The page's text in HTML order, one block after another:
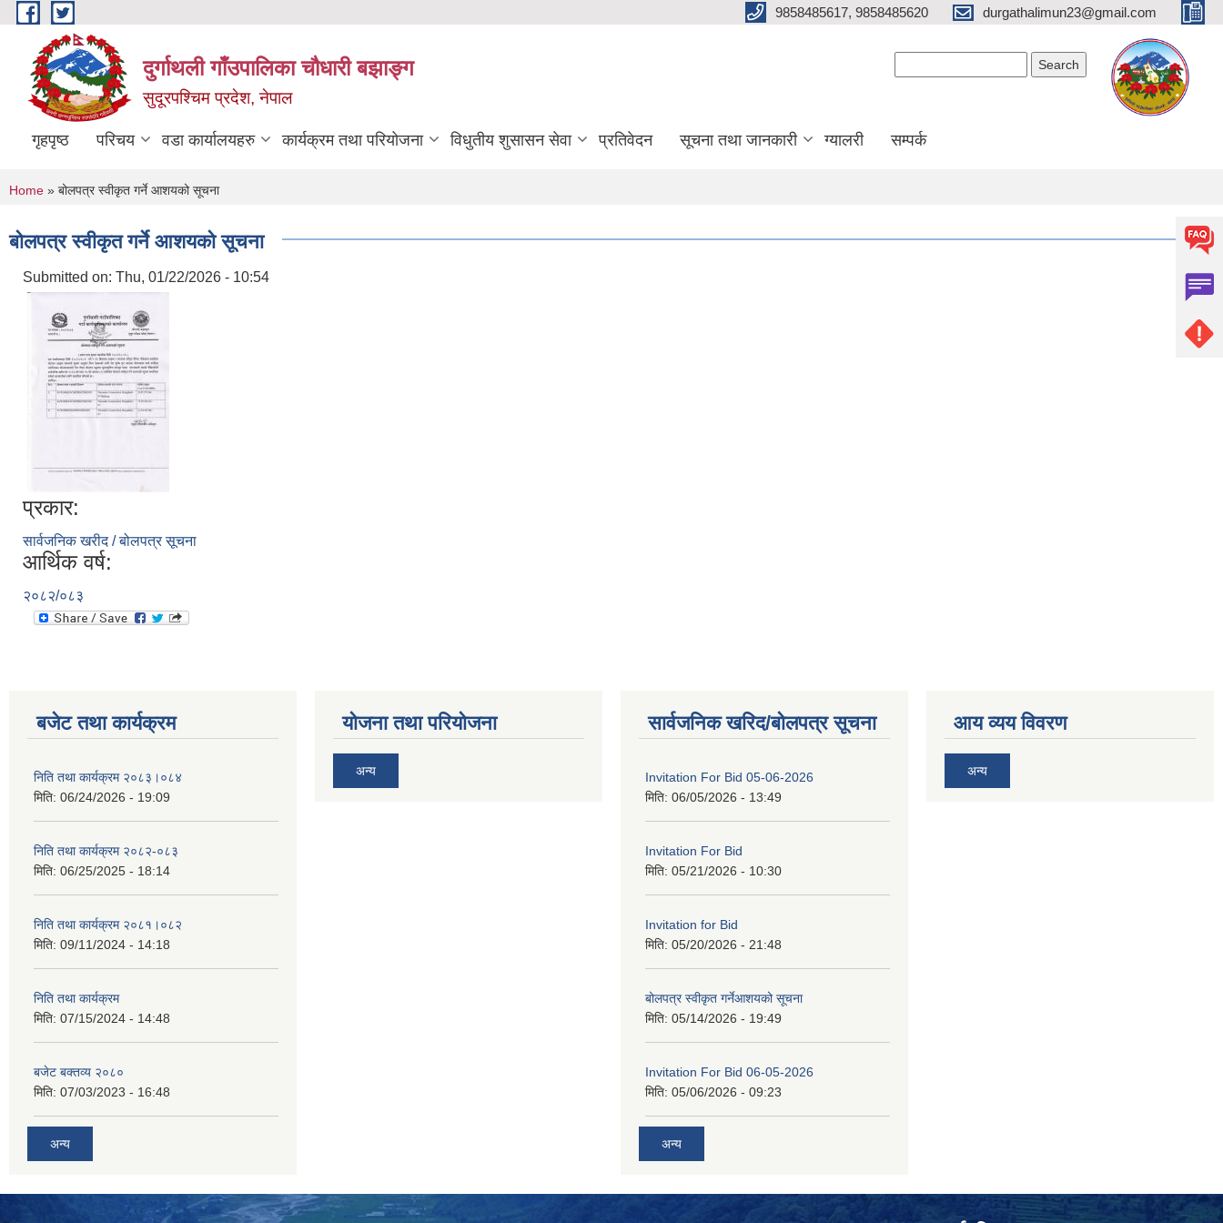
Skip to main content 9858485617, 9858485620 durgathalimun23@gmail.com
दुर्गाथली गाँउपालिका चौधारी बझाङ्ग
सुदूरपश्चिम प्रदेश, नेपाल
गृहपृष्ठ परिचय वडा कार्यालयहरु कार्यक्रम तथा परियोजना विधुतीय शुसासन सेवा प्रतिवेदन सूचना तथा जानकारी ग्यालरी सम्पर्क
You are here
Home » बोलपत्र स्वीकृत गर्ने आशयको सूचना
बोलपत्र स्वीकृत गर्ने आशयको सूचना
Submitted on: Thu, 01/22/2026 - 10:54
प्रकार:
सार्वजनिक खरीद / बोलपत्र सूचना
आर्थिक वर्ष:
२०८२/०८३
बजेट तथा कार्यक्रम
निति तथा कार्यक्रम २०८३।०८४
मिति: 06/24/2026 - 19:09
निति तथा कार्यक्रम २०८२-०८३
मिति: 06/25/2025 - 18:14
निति तथा कार्यक्रम २०८१।०८२
मिति: 09/11/2024 - 14:18
निति तथा कार्यक्रम
मिति: 07/15/2024 - 14:48
बजेट बक्तव्य २०८०
मिति: 07/03/2023 - 16:48
अन्य
योजना तथा परियोजना
अन्य
सार्वजनिक खरिद/बोलपत्र सूचना
Invitation For Bid 05-06-2026
मिति: 06/05/2026 - 13:49
Invitation For Bid
मिति: 05/21/2026 - 10:30
Invitation for Bid
मिति: 05/20/2026 - 21:48
बोलपत्र स्वीकृत गर्नेआशयको सूचना
मिति: 05/14/2026 - 19:49
Invitation For Bid 06-05-2026
मिति: 05/06/2026 - 09:23
अन्य
आय व्यय विवरण
अन्य